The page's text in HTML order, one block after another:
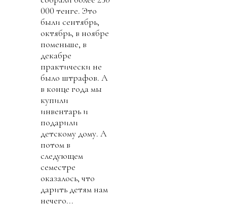
000 тенге. Это
были сентябрь,
октябрь, в ноябре
поменьше, в
декабре
практически не
было штрафов. А
в конце года мы
купили
инвентарь и
подарили
детскому дому. А
потом в
следующем
семестре
оказалось, что
дарить детям нам
нечего...